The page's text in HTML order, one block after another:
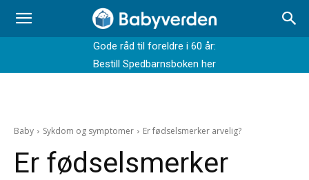
Gode råd til foreldre i 60 år:
Bestill Spedbarnsboken her
Baby Sykdom og symptomer Er fødselsmerker arvelig?
Er fødselsmerker